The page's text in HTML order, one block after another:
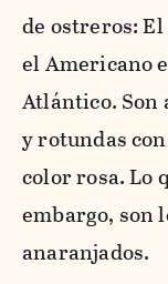
de ostreros:
el Americano
Atlántico. Son
y rotundas
color rosa. Lo
embargo, son
anaranjados.